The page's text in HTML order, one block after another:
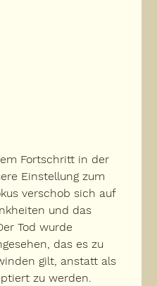
Fortschritt in der
Einstellung zum
verschob sich auf
und das
Tod wurde
das es zu
gilt, anstatt als
zu werden.